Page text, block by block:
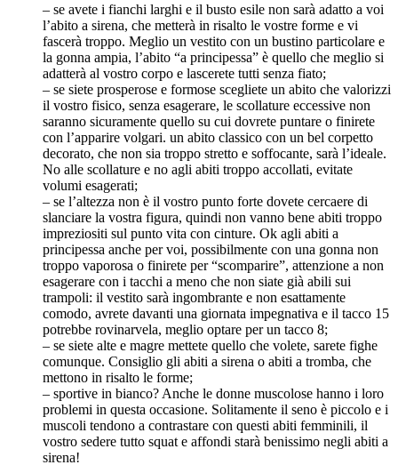
– se avete i fianchi larghi e il busto esile non sarà adatto a voi
l’abito a sirena, che metterà in risalto le vostre forme e vi
fascerà troppo. Meglio un vestito con un bustino particolare e
la gonna ampia, l’abito “a principessa” è quello che meglio si
adatterà al vostro corpo e lascerete tutti senza fiato;
– se siete prosperose e formose scegliete un abito che valorizzi
il vostro fisico, senza esagerare, le scollature eccessive non
saranno sicuramente quello su cui dovrete puntare o finirete
con l’apparire volgari. un abito classico con un bel corpetto
decorato, che non sia troppo stretto e soffocante, sarà l’ideale.
No alle scollature e no agli abiti troppo accollati, evitate
volumi esagerati;
– se l’altezza non è il vostro punto forte dovete cercaere di
slanciare la vostra figura, quindi non vanno bene abiti troppo
impreziositi sul punto vita con cinture. Ok agli abiti a
principessa anche per voi, possibilmente con una gonna non
troppo vaporosa o finirete per “scomparire”, attenzione a non
esagerare con i tacchi a meno che non siate già abili sui
trampoli: il vestito sarà ingombrante e non esattamente
comodo, avrete davanti una giornata impegnativa e il tacco 15
potrebbe rovinarvela, meglio optare per un tacco 8;
– se siete alte e magre mettete quello che volete, sarete fighe
comunque. Consiglio gli abiti a sirena o abiti a tromba, che
mettono in risalto le forme;
– sportive in bianco? Anche le donne muscolose hanno i loro
problemi in questa occasione. Solitamente il seno è piccolo e i
muscoli tendono a contrastare con questi abiti femminili, il
vostro sedere tutto squat e affondi starà benissimo negli abiti a
sirena!